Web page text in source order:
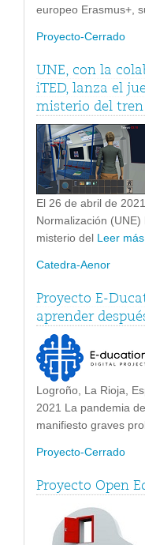
europeo Erasmus+,
Proyecto-Cerrado
UNE, con la
iTED, lanza el
misterio del
El 26 de abril de
Normalización
misterio del Leer más
Catedra-Aenor
Proyecto E-
aprender
Logroño, La Rioja,
2021 La pandemia
manifiesto graves
Proyecto-Cerrado
Proyecto Open